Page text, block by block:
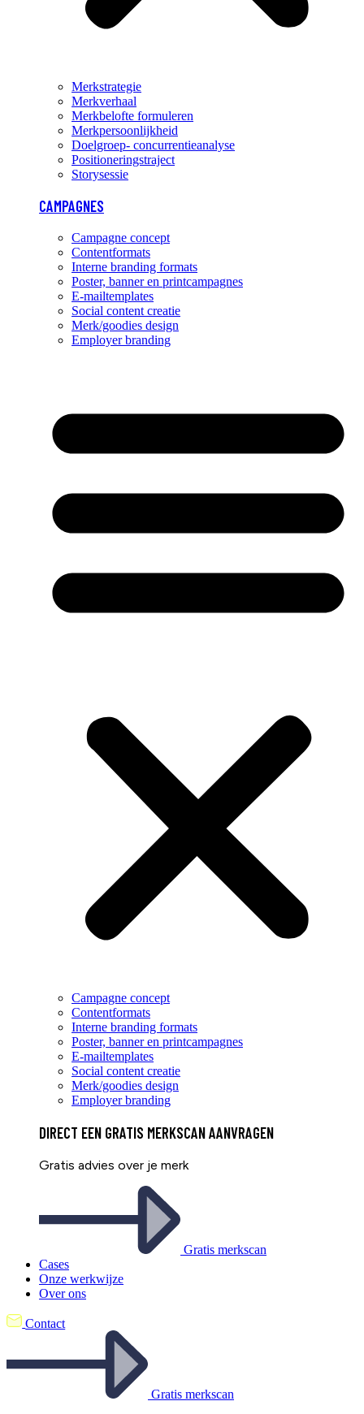
Merkstrategie
Merkverhaal
Merkbelofte formuleren
Merkpersoonlijkheid
Doelgroep- concurrentieanalyse
Positioneringstraject
Storysessie
CAMPAGNES
Campagne concept
Contentformats
Interne branding formats
Poster, banner en printcampagnes
E-mailtemplates
Social content creatie
Merk/goodies design
Employer branding
Campagne concept
Contentformats
Interne branding formats
Poster, banner en printcampagnes
E-mailtemplates
Social content creatie
Merk/goodies design
Employer branding
DIRECT EEN GRATIS MERKSCAN AANVRAGEN
Gratis advies over je merk
Gratis merkscan
Cases
Onze werkwijze
Over ons
Contact
Gratis merkscan